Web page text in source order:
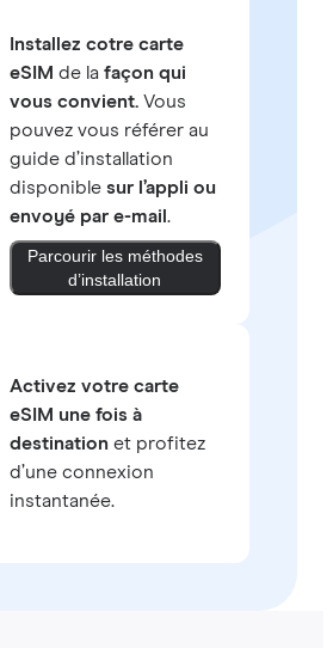
Installez cotre carte
eSIM de la façon qui
vous convient.Vous
pouvez vous référer au
guide d’installation
disponible sur l’appli ou
envoyé par e-mail .
Parcourir les méthodes
d’installation
Activez votre carte
eSIM une fois à
destinationet profitez
d’une connexion
instantanée.